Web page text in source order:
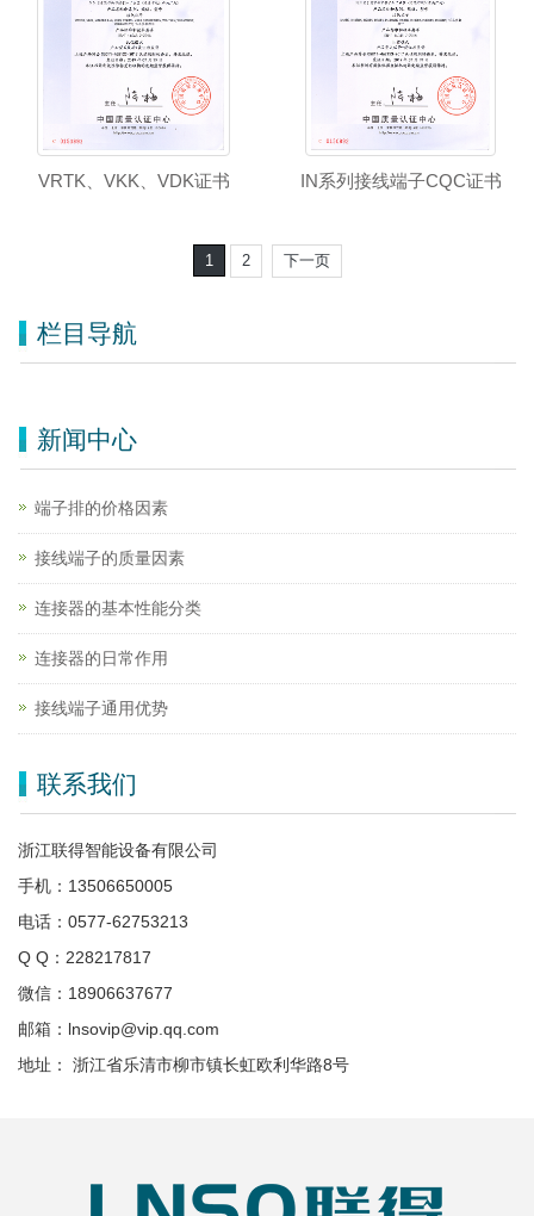
VRTK、VKK、VDK证书 IN系列接线端子CQC证书
1 2 下一页
栏目导航
新闻中心
端子排的价格因素
接线端子的质量因素
连接器的基本性能分类
连接器的日常作用
接线端子通用优势
联系我们
浙江联得智能设备有限公司
手机：13506650005
电话：0577-62753213
Q Q：228217817
微信：18906637677
邮箱：lnsovip@vip.qq.com
地址： 浙江省乐清市柳市镇长虹欧利华路8号